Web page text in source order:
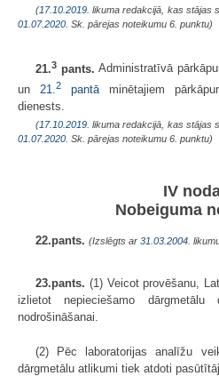
(17.10.2019 . likuma redakcijā, kas stājas
01.07.2020. Sk. pārejas noteikumu 6. punktu)
21.3 pants. Administratīvā
un 21.2 pantāminētajiem
dienests.
(17.10.2019 . likuma redakcijā, kas stājas
01.07.2020. Sk. pārejas noteikumu 6. punktu)
IV
Nobeiguma
22.pants. (Izslēgts ar 31.03.2004 .
23.pants. (1) Veicot provēšanu,
izlietot nepieciešamo dārgmetālu
nodrošināšanai.
(2) Pēc laboratorijas analīžu
dārgmetālu atlikumi tiek atdoti